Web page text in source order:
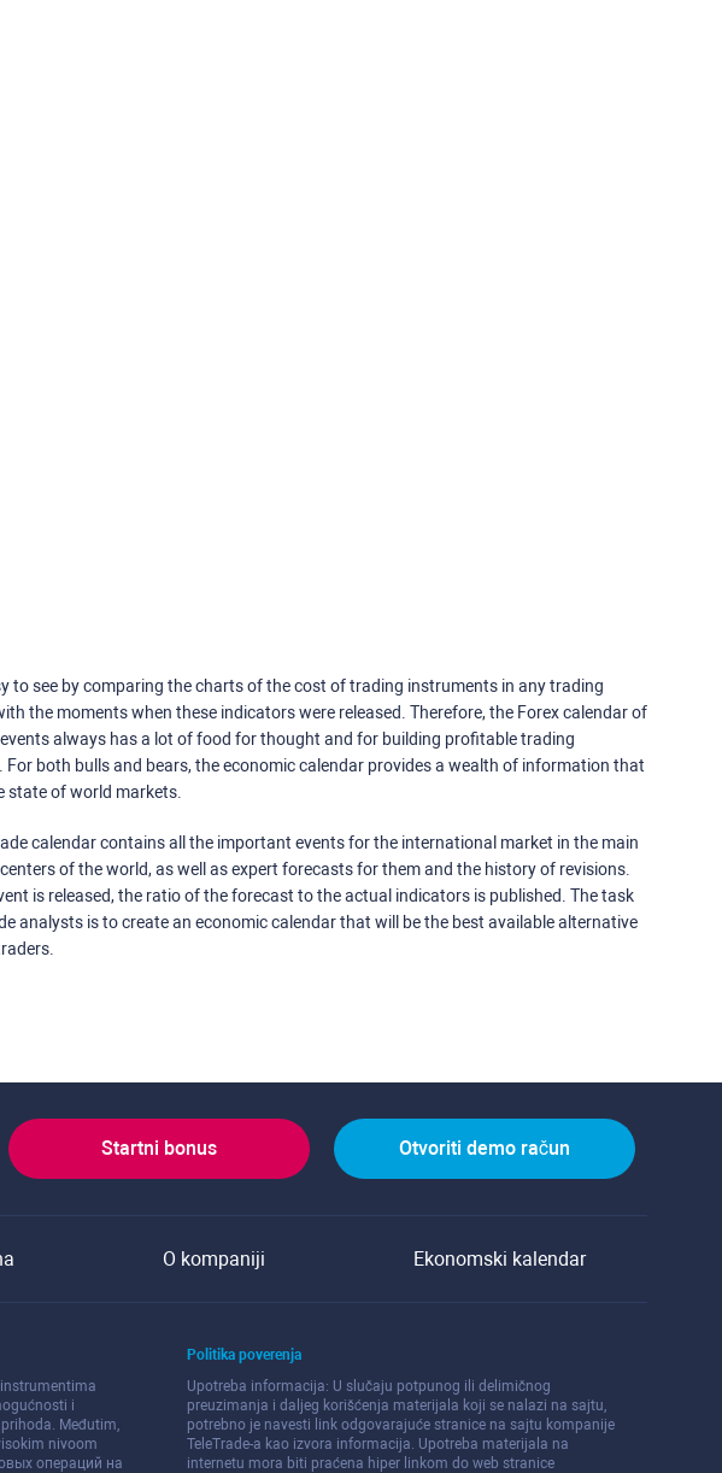
to see by comparing the charts of the cost of trading instruments in any trading
the moments when these indicators were released. Therefore, the Forex calendar of
always has a lot of food for thought and for building profitable trading
For both bulls and bears, the economic calendar provides a wealth of information that
state of world markets.
calendar contains all the important events for the international market in the main
of the world, as well as expert forecasts for them and the history of revisions.
is released, the ratio of the forecast to the actual indicators is published. The task
analysts is to create an economic calendar that will be the best available alternative
Startni bonus Otvoriti demo račun
O kompaniji Ekonomski kalendar
i
Međutim,
nivoom
операций на
Politika poverenja
Upotreba informacija: U slučaju potpunog ili delimičnog
preuzimanja i daljeg korišćenja materijala koji se nalazi na sajtu,
potrebno je navesti link odgovarajuće stranice na sajtu kompanije
TeleTrade-a kao izvora informacija. Upotreba materijala na
internetu mora biti praćena hiper linkom do web stranice